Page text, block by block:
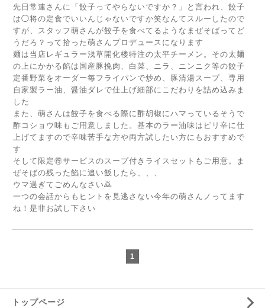
先日常連さんに「餃子ってやらないですか？」と言われ、餃子
は◯将の定食でいいんじゃないですか笑なんてスルーしたので
すが、スタッフ萌さんが餃子を食べてるようなまぜそばってど
うだろ？って拾った萌さんプロデュースになります
麺は当店レギュラー浅草開化楼特注の太平チーメン。その太麺
の上にかかる餡は国産豚挽肉、白菜、ニラ、ニンニク等の餃子
定番野菜をオーダー毎フライパンで炒め、豚清湯スープ、専用
自家製ラー油、醤油ダレで仕上げ細部にこだわりを詰め込みま
した
また、萌さんは餃子を食べる際に酢胡椒にハマっているそうで
酢コショウ味もご用意しました。基本のラー油味はピリ辛に仕
上げてますので辛味苦手な方や両方試したい方にもおすすめで
す
そして限定🉐サービスのスープ付きライスセットもご用意。ま
ぜそばの残った餡に追い飯したら、、、
ウマ過ぎてごめんなさい🙇
一つの会話からもヒントを見逃さない今年の萌さんノってます
ね！是非お試し下さい
1
トップページ